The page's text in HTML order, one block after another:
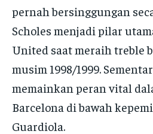
pernah bersinggungan
Scholes menjadi pilar
United saat meraih treble
musim 1998/1999.
memainkan peran vital
Barcelona di bawah
Guardiola.